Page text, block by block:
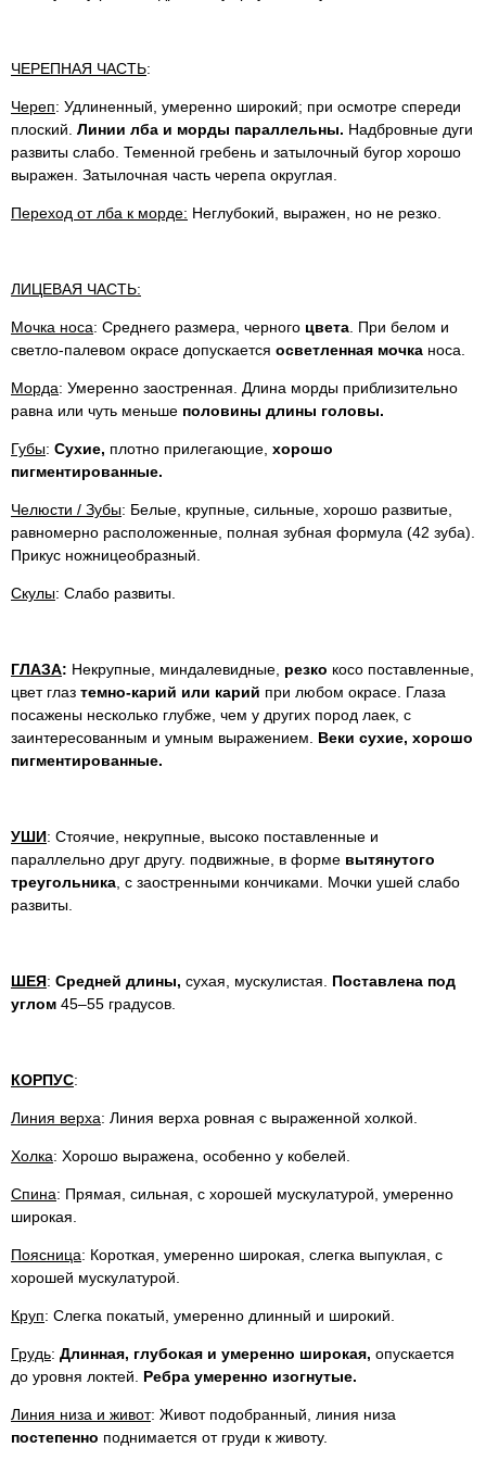
ЧЕРЕПНАЯ ЧАСТЬ:
Череп: Удлиненный, умеренно широкий; при осмотре спереди
плоский. Линии лба и морды параллельны. Надбровные дуги
развиты слабо. Теменной гребень и затылочный бугор хорошо
выражен. Затылочная часть черепа округлая.
Переход от лба к морде: Неглубокий, выражен, но не резко.
ЛИЦЕВАЯ ЧАСТЬ:
Мочка носа: Среднего размера, черного цвета . При белом и
светло-палевом окрасе допускается осветленная мочка носа.
Морда: Умеренно заостренная. Длина морды приблизительно
равна или чуть меньше половины длины головы.
Губы: Сухие, плотно прилегающие, хорошо
пигментированные.
Челюсти / Зубы: Белые, крупные, сильные, хорошо развитые,
равномерно расположенные, полная зубная формула (42 зуба).
Прикус ножницеобразный.
Скулы: Слабо развиты.
ГЛАЗА: Некрупные, миндалевидные, резко косо поставленные,
цвет глаз темно-карий или карий при любом окрасе. Глаза
посажены несколько глубже, чем у других пород лаек, с
заинтересованным и умным выражением. Веки сухие, хорошо
пигментированные.
УШИ: Стоячие, некрупные, высоко поставленные и
параллельно друг другу. подвижные, в форме вытянутого
треугольника , с заостренными кончиками. Мочки ушей слабо
развиты.
ШЕЯ: Средней длины, сухая, мускулистая. Поставлена под
углом 45–55 градусов.
КОРПУС:
Линия верха: Линия верха ровная с выраженной холкой.
Холка: Хорошо выражена, особенно у кобелей.
Спина: Прямая, сильная, с хорошей мускулатурой, умеренно
широкая.
Поясница: Короткая, умеренно широкая, слегка выпуклая, с
хорошей мускулатурой.
Круп: Слегка покатый, умеренно длинный и широкий.
Грудь: Длинная, глубокая и умеренно широкая, опускается
до уровня локтей. Ребра умеренно изогнутые.
Линия низа и живот: Живот подобранный, линия низа
постепенно поднимается от груди к животу.